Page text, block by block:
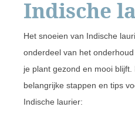
Indische
Het snoeien van Indische
onderdeel van het
je plant gezond en mooi blijft.
belangrijke stappen en tips
Indische laurier: